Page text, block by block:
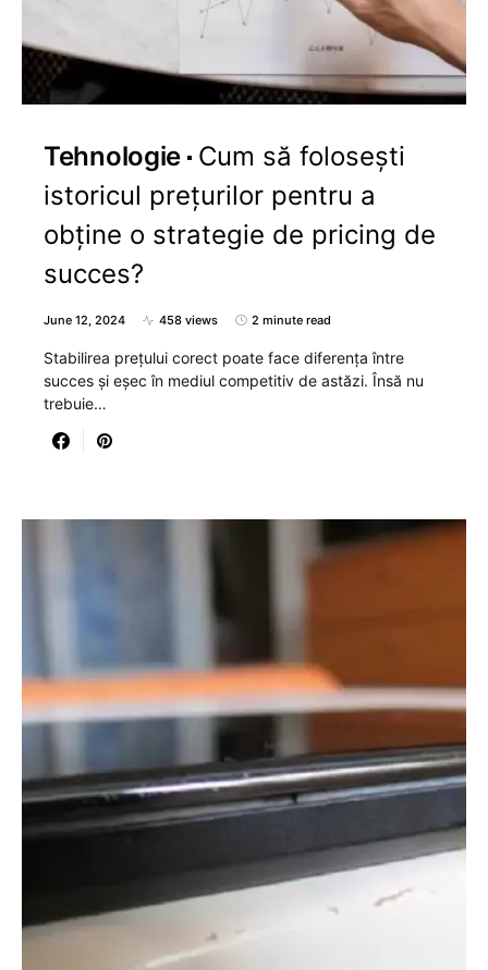
Tehnologie Cum să folosești
istoricul prețurilor pentru a
obține o strategie de pricing de
succes?
June 12, 2024 458 views 2 minute read
Stabilirea prețului corect poate face diferența între
succes și eșec în mediul competitiv de astăzi. Însă nu
trebuie…